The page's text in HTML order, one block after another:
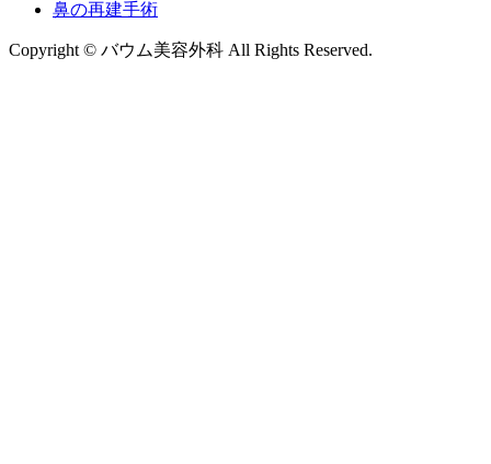
鼻の再建手術
Copyright © バウム美容外科 All Rights Reserved.